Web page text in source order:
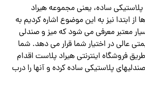
ساده، یعنی مجموعه هیراد
از ابتدا نیز به این موضوع اشاره کردیم به
معتبر معرفی می شود که میز و صندلی
عالی در اختیار شما قرار می دهد. شما
فروشگاه اینترنتی هیراد پلاست اقدام
پلاستیکی ساده کرده و آنها را درب